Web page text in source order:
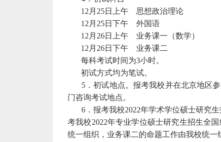
12月25日上午 思想政治理论
12月25日下午 外国语
12月26日上午 业务课一 （数学）
12月26日下午 业务课二
每科考试时间为3小时。
初试方式均为笔试。
5．初试地点。报考我校并在北京地区
门咨询考试地点。
6．报考我校2022年学术学位硕士研究
考我校2022年专业学位硕士研究生招生全
统一组织， 业务课二的命题工作由我校统一